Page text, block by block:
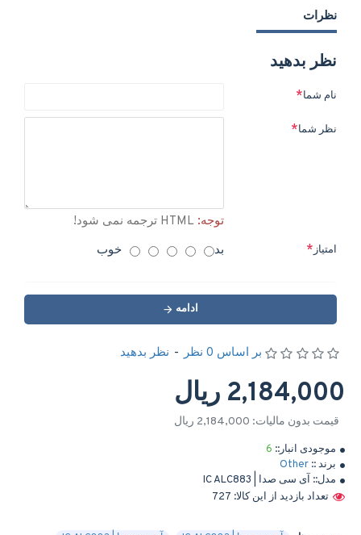
نظرات
نظر بدهید
نام شما
نظر شما
توجه:
امتیاز بد خوب
ادامه
موجودی انبار:: 6
برند :: Other
مدل:: آی سی صدا | IC ALC883
تعداد بازدید از این کالا: 727
بر اساس 0 نظر - نظر بدهید
2,184,000 ریال
قیمت بدون مالیات: 2,184,000 ریال